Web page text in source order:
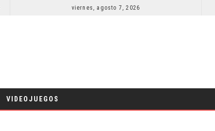
CINE
viernes, agosto 7, 2026
VIDEOJUEGOS